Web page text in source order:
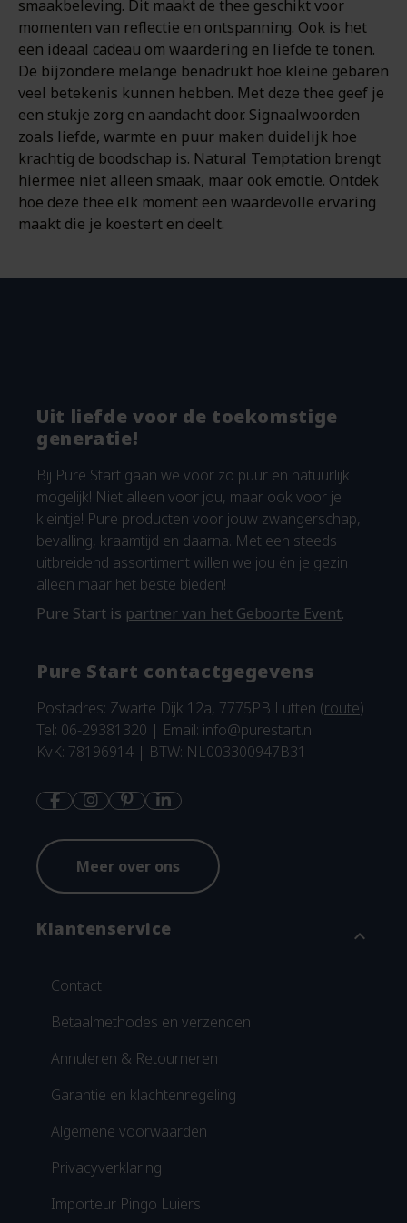
smaakbeleving. Dit maakt de thee geschikt voor
momenten van reflectie en ontspanning. Ook is het
een ideaal cadeau om waardering en liefde te tonen.
De bijzondere melange benadrukt hoe kleine gebaren
veel betekenis kunnen hebben. Met deze thee geef je
een stukje zorg en aandacht door. Signaalwoorden
zoals liefde, warmte en puur maken duidelijk hoe
krachtig de boodschap is. Natural Temptation brengt
hiermee niet alleen smaak, maar ook emotie. Ontdek
hoe deze thee elk moment een waardevolle ervaring
maakt die je koestert en deelt.
Uit liefde voor de toekomstige
generatie!
Bij Pure Start gaan we voor zo puur en natuurlijk
mogelijk! Niet alleen voor jou, maar ook voor je
kleintje! Pure producten voor jouw zwangerschap,
bevalling, kraamtijd en daarna. Met een steeds
uitbreidend assortiment willen we jou én je gezin
alleen maar het beste bieden!
Pure Start is partner van het Geboorte Event.
Pure Start contactgegevens
Postadres: Zwarte Dijk 12a, 7775PB Lutten (route)
Tel: 06-29381320 | Email: info@purestart.nl
KvK: 78196914 | BTW: NL003300947B31
Meer over ons
Klantenservice expand_more
Contact
Betaalmethodes en verzenden
Annuleren & Retourneren
Garantie en klachtenregeling
Algemene voorwaarden
Privacyverklaring
Importeur Pingo Luiers